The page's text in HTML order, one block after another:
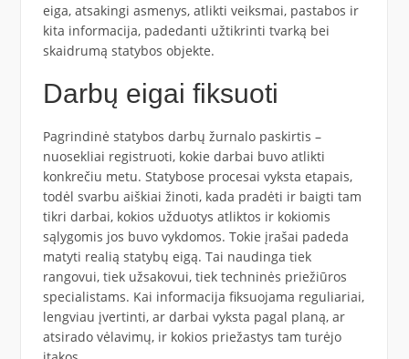
eiga, atsakingi asmenys, atlikti veiksmai, pastabos ir
kita informacija, padedanti užtikrinti tvarką bei
skaidrumą statybos objekte.
Darbų eigai fiksuoti
Pagrindinė statybos darbų žurnalo paskirtis –
nuosekliai registruoti, kokie darbai buvo atlikti
konkrečiu metu. Statybose procesai vyksta etapais,
todėl svarbu aiškiai žinoti, kada pradėti ir baigti tam
tikri darbai, kokios užduotys atliktos ir kokiomis
sąlygomis jos buvo vykdomos. Tokie įrašai padeda
matyti realią statybų eigą. Tai naudinga tiek
rangovui, tiek užsakovui, tiek techninės priežiūros
specialistams. Kai informacija fiksuojama reguliariai,
lengviau įvertinti, ar darbai vyksta pagal planą, ar
atsirado vėlavimų, ir kokios priežastys tam turėjo